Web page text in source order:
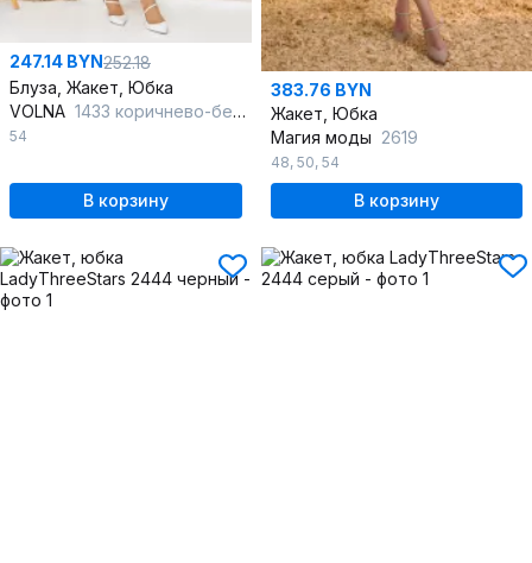
247.14 BYN252.18
Блуза, Жакет, Юбка
VOLNA 1433 коричнево-бежевый
54
В корзину
383.76 BYN
Жакет, Юбка
Магия моды 2619
48, 50, 54
В корзину